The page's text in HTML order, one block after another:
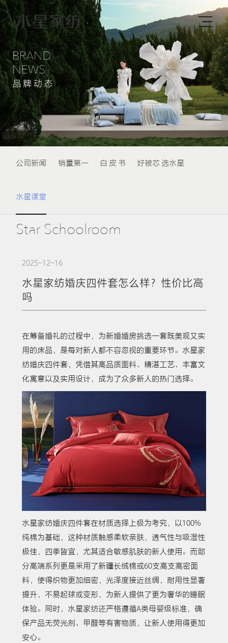
公司新闻 销量第一 白 皮 书 好被芯 选水星
水星课堂
Star Schoolroom
2025-12-16
水星家纺婚庆四件套怎么样？性价比高
吗
在筹备婚礼的过程中，为新婚婚房挑选一套既美观又实
用的床品，是每对新人都不容忽视的重要环节。水星家
纺婚庆四件套，凭借其高品质面料、精湛工艺、丰富文
化寓意以及实用设计，成为了众多新人的热门选择。
水星家纺婚庆四件套在材质选择上极为考究，以100%
纯棉为基础，这种材质触感柔软亲肤，透气性与吸湿性
极佳，四季皆宜，尤其适合敏感肌肤的新人使用。而部
分高端系列更是采用了新疆长绒棉或60支高支高密面
料，使得织物更加细密，光泽度接近丝绸，耐用性显著
提升，不易起球或变形，为新人提供了更为奢华的睡眠
体验。同时，水星家纺还严格遵循A类母婴级标准，确
保产品无荧光剂、甲醛等有害物质，让新人使用得更加
安心。